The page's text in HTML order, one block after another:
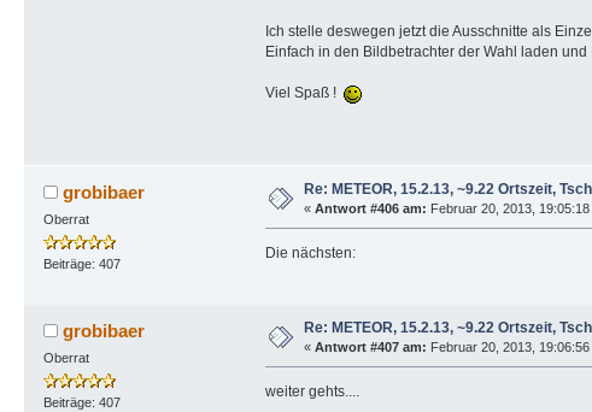
Ich stelle deswegen jetzt die Ausschnitte als
Einfach in den Bildbetrachter der Wahl laden und
Viel Spaß !
grobibaer
Oberrat
Beiträge: 407
Re: METEOR, 15.2.13, ~9.22 Ortszeit,
« Antwort #406 am: Februar 20, 2013,
Die nächsten:
grobibaer
Oberrat
Beiträge: 407
Re: METEOR, 15.2.13, ~9.22 Ortszeit,
« Antwort #407 am: Februar 20, 2013,
weiter gehts....